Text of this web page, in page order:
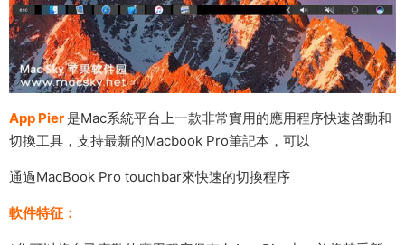
App Pier 是Mac系統平台上一款非常實用的應用程序快速啓動和
切換工具，支持最新的Macbook Pro筆記本，可以
通過MacBook Pro touchbar來快速的切換程序
軟件特征：